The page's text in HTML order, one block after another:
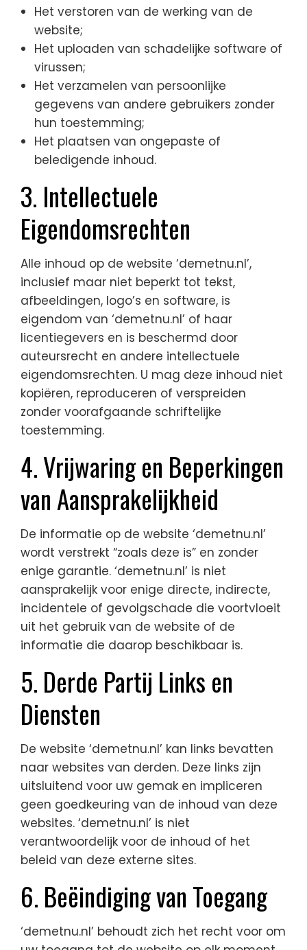
Het verstoren van de werking van de
website;
Het uploaden van schadelijke software of
virussen;
Het verzamelen van persoonlijke
gegevens van andere gebruikers zonder
hun toestemming;
Het plaatsen van ongepaste of
beledigende inhoud.
3. Intellectuele
Eigendomsrechten
Alle inhoud op de website ‘demetnu.nl’,
inclusief maar niet beperkt tot tekst,
afbeeldingen, logo’s en software, is
eigendom van ‘demetnu.nl’ of haar
licentiegevers en is beschermd door
auteursrecht en andere intellectuele
eigendomsrechten. U mag deze inhoud niet
kopiëren, reproduceren of verspreiden
zonder voorafgaande schriftelijke
toestemming.
4. Vrijwaring en Beperkingen
van Aansprakelijkheid
De informatie op de website ‘demetnu.nl’
wordt verstrekt “zoals deze is” en zonder
enige garantie. ‘demetnu.nl’ is niet
aansprakelijk voor enige directe, indirecte,
incidentele of gevolgschade die voortvloeit
uit het gebruik van de website of de
informatie die daarop beschikbaar is.
5. Derde Partij Links en
Diensten
De website ‘demetnu.nl’ kan links bevatten
naar websites van derden. Deze links zijn
uitsluitend voor uw gemak en impliceren
geen goedkeuring van de inhoud van deze
websites. ‘demetnu.nl’ is niet
verantwoordelijk voor de inhoud of het
beleid van deze externe sites.
6. Beëindiging van Toegang
‘demetnu.nl’ behoudt zich het recht voor om